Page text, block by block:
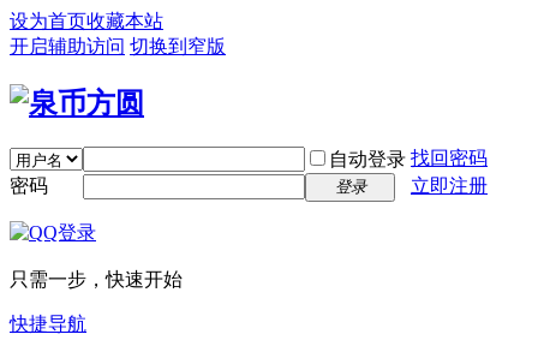
设为首页收藏本站
开启辅助访问 切换到窄版
自动登录 找回密码
密码
登录 立即注册
只需一步，快速开始
快捷导航